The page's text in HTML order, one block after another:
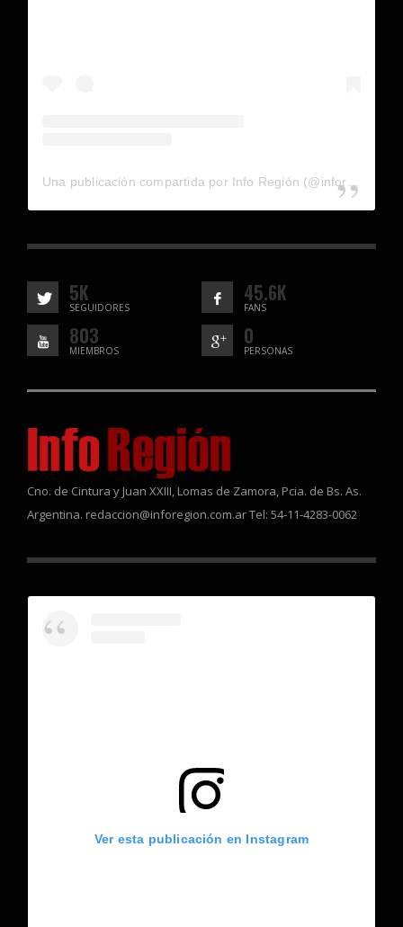
5K
SEGUIDORES
45.6K
FANS
803
MIEMBROS
0
PERSONAS
Cno. de Cintura y Juan XXIII, Lomas de Zamora, Pcia. de Bs. As.
Argentina. redaccion@inforegion.com.ar Tel: 54-11-4283-0062
Ver esta publicación en Instagram